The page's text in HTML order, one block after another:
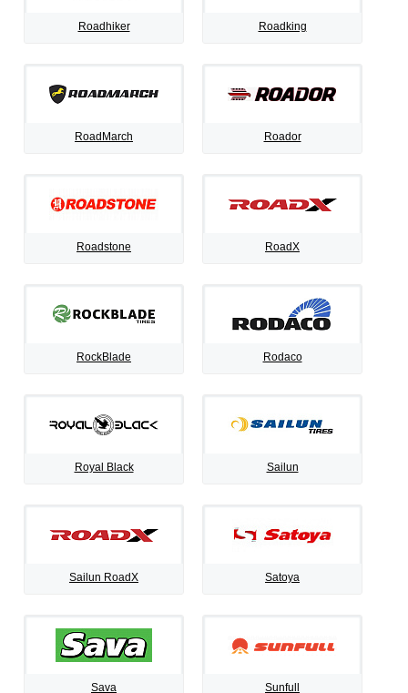
Roadhiker Roadking
RoadMarch Roador
Roadstone RoadX
RockBlade Rodaco
Royal Black Sailun
Sailun RoadX Satoya
Sava Sunfull